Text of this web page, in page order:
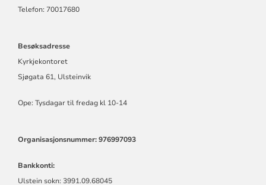
Telefon: 70017680
Besøksadresse
Kyrkjekontoret
Sjøgata 61, Ulsteinvik
Ope: Tysdagar til fredag kl 10-14
Organisasjonsnummer: 976997093
Bankkonti:
Ulstein sokn: 3991.09.68045